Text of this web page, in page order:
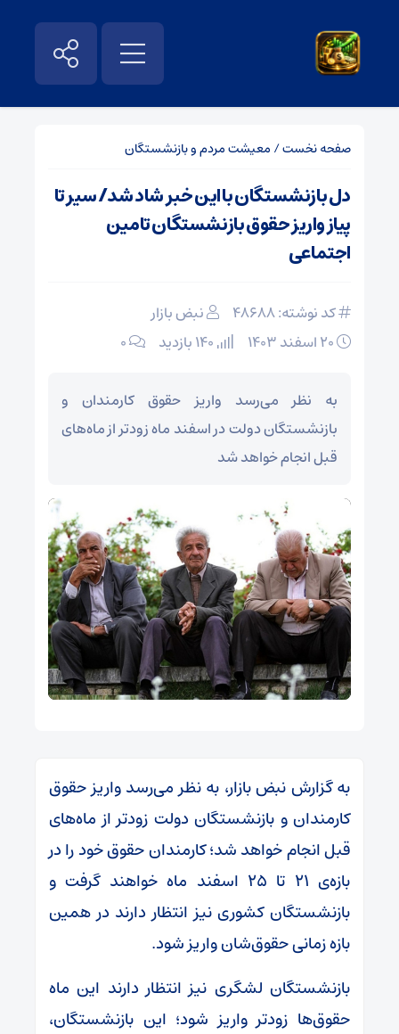
صفحه نخست/ معیشت مردم و بازنشستگان
دل بازنشستگان با این خبر شاد شد/ سیر تا
پیاز واریز حقوق بازنشستگان تامین
اجتماعی
کد نوشته: 48688
نبض بازار
۰
به نظر می‌رسد واریز حقوق کارمندان و
بازنشستگان دولت در اسفند ماه زودتر از ماه‌های
قبل انجام خواهد شد
به گزارش نبض بازار، به نظر می‌رسد واریز حقوق
کارمندان و بازنشستگان دولت زودتر از ماه‌های
قبل انجام خواهد شد؛ کارمندان حقوق خود را در
بازه‌ی ۲۱ تا ۲۵ اسفند ماه خواهند گرفت و
بازنشستگان کشوری نیز انتظار دارند در همین
بازه زمانی حقوق‌شان واریز شود.
بازنشستگان لشگری نیز انتظار دارند این ماه
حقوق‌ها زودتر واریز شود؛ این بازنشستگان،